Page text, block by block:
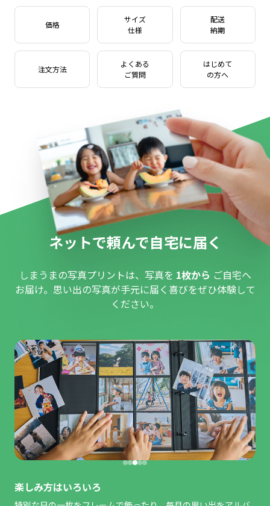
価格
サイズ
仕様
配送
納期
注文方法
よくある
ご質問
はじめて
の方へ
ネットで頼んで自宅に届く
しまうまの写真プリントは、写真を 1枚から ご自宅へ
お届け。思い出の写真が手元に届く喜びをぜひ体験して
ください。
楽しみ方はいろいろ